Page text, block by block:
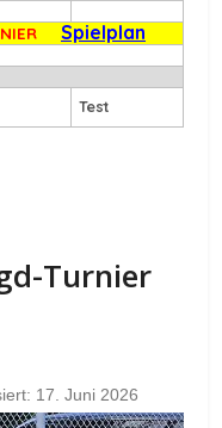
Spielplan
Test
Turnier
17. Juni 2026